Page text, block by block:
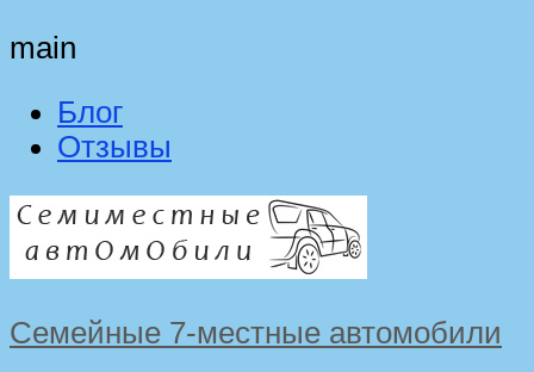
main
Блог
Отзывы
Семейные 7-местные автомобили